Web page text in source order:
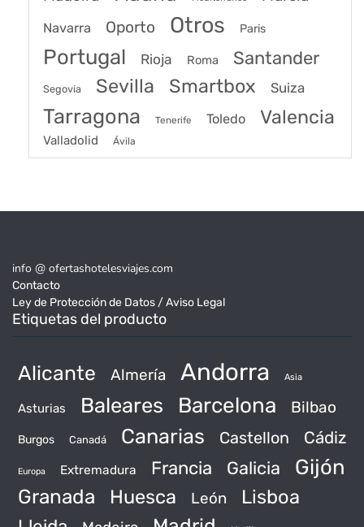
Navarra Oporto Otros Paris
Portugal Rioja Roma Santander
Segovia Sevilla Smartbox Suiza
Tarragona Tenerife Toledo Valencia
Valladolid Ávila
info @ ofertashotelesviajes.com
Contacto
Ley de Protección de Datos / Aviso Legal
Etiquetas del producto
Alicante Almería Andorra Asia
Asturias Baleares Barcelona Bilbao
Burgos Canadá Canarias Castellon Cádiz
Europa Extremadura Francia Galicia Gijón
Granada Huesca León Lisboa